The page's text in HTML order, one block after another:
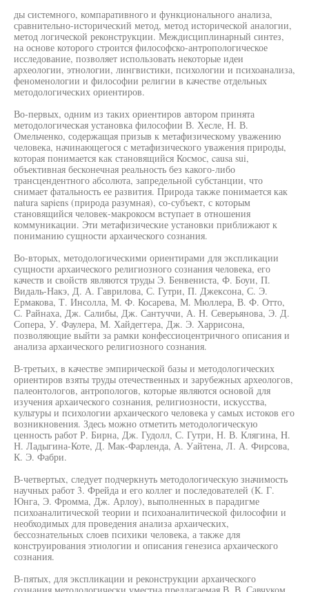
ды системного, компаративного и функционального анализа,
сравнительно-исторический метод, метод исторической аналогии,
метод логической реконструкции. Междисциплинарный синтез,
на основе которого строится философско-антропологическое
исследование, позволяет использовать некоторые идеи
археологии, этнологии, лингвистики, психологии и психоанализа,
феноменологии и философии религии в качестве отдельных
методологических ориентиров.
Во-первых, одним из таких ориентиров автором принята
методологическая установка философии В. Хесле, Н. В.
Омельченко, содержащая призыв к метафизическому уважению
человека, начинающегося с метафизического уважения природы,
которая понимается как становящийся Космос, causa sui,
объективная бесконечная реальность без какого-либо
трансцендентного абсолюта, запредельной субстанции, что
снимает фатальность ее развития. Природа также понимается как
natura sapiens (природа разумная), со-субъект, с которым
становящийся человек-макрокосм вступает в отношения
коммуникации. Эти метафизические установки приближают к
пониманию сущности архаического сознания.
Во-вторых, методологическими ориентирами для экспликации
сущности архаического религиозного сознания человека, его
качеств и свойств являются труды Э. Бенвениста, Ф. Боуи, П.
Видаль-Накэ, Д. А. Гаврилова, С. Гутри, П. Джексона, С. Э.
Ермакова, Т. Инсолла, М. Ф. Косарева, М. Мюллера, В. Ф. Отто,
С. Райнаха, Дж. Салибы, Дж. Сантуччи, А. Н. Северьянова, Э. Д.
Сопера, У. Фаулера, М. Хайдеггера, Дж. Э. Харрисона,
позволяющие выйти за рамки конфессиоцентричного описания и
анализа архаического религиозного сознания.
В-третьих, в качестве эмпирической базы и методологических
ориентиров взяты труды отечественных и зарубежных археологов,
палеонтологов, антропологов, которые являются основой для
изучения архаического сознания, религиозности, искусства,
культуры и психологии архаического человека у самых истоков его
возникновения. Здесь можно отметить методологическую
ценность работ Р. Бирна, Дж. Гудолл, С. Гутри, Н. В. Клягина, H.
Н. Ладыгина-Коте, Д. Мак-Фарленда, А. Уайтена, Л. А. Фирсова,
К. Э. Фабри.
В-четвертых, следует подчеркнуть методологическую значимость
научных работ 3. Фрейда и его коллег и последователей (К. Г.
Юнга, Э. Фромма, Дж. Арлоу), выполненных в парадигме
психоаналитической теории и психоаналитической философии и
необходимых для проведения анализа архаических,
бессознательных слоев психики человека, а также для
конструирования этиологии и описания генезиса архаического
сознания.
В-пятых, для экспликации и реконструкции архаического